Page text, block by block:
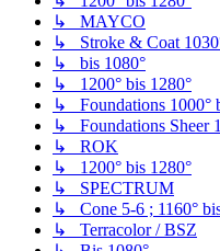
↳ MAYCO
↳ Stroke & Coat
↳ bis 1080°
↳ 1200° bis 1280°
↳ Foundations 1000°
↳ Foundations Sheer
↳ ROK
↳ 1200° bis 1280°
↳ SPECTRUM
↳ Cone 5-6 ; 1160°
↳ Terracolor / BSZ